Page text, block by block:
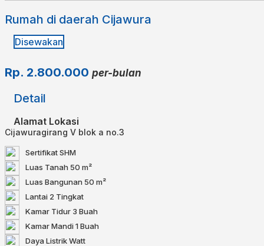
Rumah di daerah Cijawura
Disewakan
Rp. 2.800.000 per-bulan
Detail
Alamat Lokasi
Cijawuragirang V blok a no.3
SertifikatSHM
Luas Tanah 50 m²
Luas Bangunan 50 m²
Lantai 2 Tingkat
Kamar Tidur 3 Buah
Kamar Mandi1 Buah
Daya ListrikWatt